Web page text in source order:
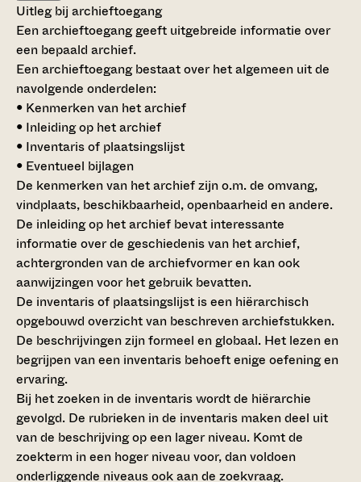
Uitleg bij archieftoegang
Een archieftoegang geeft uitgebreide informatie over
een bepaald archief.
Een archieftoegang bestaat over het algemeen uit de
navolgende onderdelen:
• Kenmerken van het archief
• Inleiding op het archief
• Inventaris of plaatsingslijst
• Eventueel bijlagen
De kenmerken van het archief zijn o.m. de omvang,
vindplaats, beschikbaarheid, openbaarheid en andere.
De inleiding op het archief bevat interessante
informatie over de geschiedenis van het archief,
achtergronden van de archiefvormer en kan ook
aanwijzingen voor het gebruik bevatten.
De inventaris of plaatsingslijst is een hiërarchisch
opgebouwd overzicht van beschreven archiefstukken.
De beschrijvingen zijn formeel en globaal. Het lezen en
begrijpen van een inventaris behoeft enige oefening en
ervaring.
Bij het zoeken in de inventaris wordt de hiërarchie
gevolgd. De rubrieken in de inventaris maken deel uit
van de beschrijving op een lager niveau. Komt de
zoekterm in een hoger niveau voor, dan voldoen
onderliggende niveaus ook aan de zoekvraag.